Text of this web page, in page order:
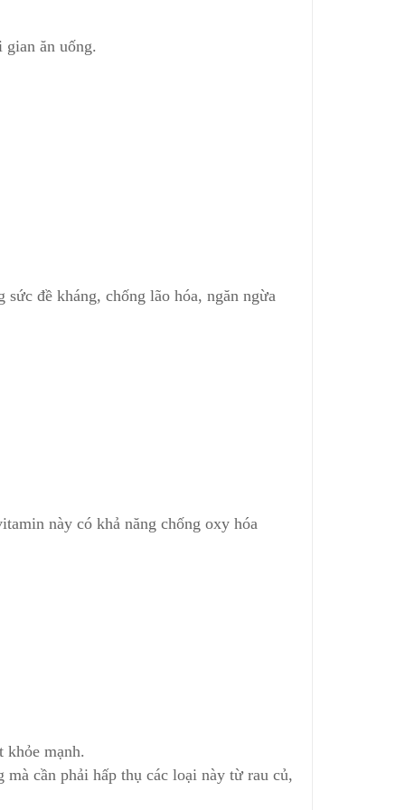
ăn uống.
đề kháng, chống lão hóa, ngăn ngừa
này có khả năng chống oxy hóa
khỏe mạnh.
cần phải hấp thụ các loại này từ rau củ,